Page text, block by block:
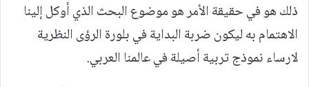
ذلك هو في حقيقة الأمر هو موضوع البحث الذي أوكل إلينا
الاهتمام به ليكون ضربة البداية في بلورة الرؤى النظرية
لارساء نموذج تربية أصيلة في عالمنا العربي.